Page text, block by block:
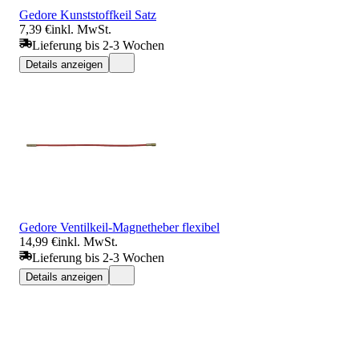
Gedore Kunststoffkeil Satz
7,39 €inkl. MwSt.
Lieferung bis 2-3 Wochen
Details anzeigen
Gedore Ventilkeil-Magnetheber flexibel
14,99 €inkl. MwSt.
Lieferung bis 2-3 Wochen
Details anzeigen